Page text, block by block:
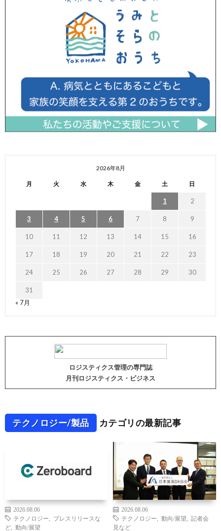
2026年8月
月 火 水 木 金 土 日
1 2
3 4 5 6 7 8 9
10 11 12 13 14 15 16
17 18 19 20 21 22 23
24 25 26 27 28 29 30
31
« 7月
ロジスティクス管理の専門誌
月刊ロジスティクス・ビジネス
テクノロジー/製品 カテゴリの最新記事
2026.08.06
テクノロジー
プレスリリースな
ど
動向/展望
2026.08.06
テクノロジー
動向/展望
記者会
見など